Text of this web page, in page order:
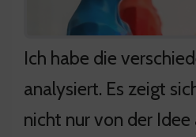
Ich habe die
analysiert. Es zeigt
nicht nur von der